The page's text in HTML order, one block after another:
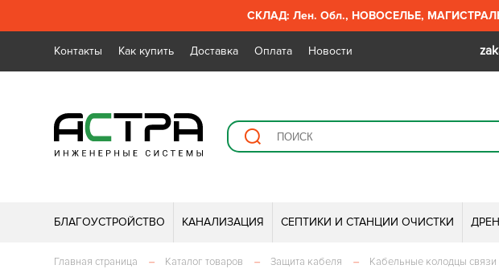
СКЛАД: Лен. Обл., НОВОСЕЛЬЕ,
Контакты Как купить Доставка Оплата Новости
БЛАГОУСТРОЙСТВО КАНАЛИЗАЦИЯ СЕПТИКИ И СТАНЦИИ ОЧИСТКИ
Главная страница – Каталог товаров – Защита кабеля – Кабельные колодцы связи